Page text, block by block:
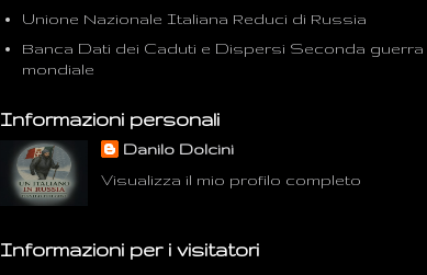
Unione Nazionale Italiana Reduci di Russia
Banca Dati dei Caduti e Dispersi Seconda guerra
mondiale
Informazioni personali
Danilo Dolcini
Visualizza il mio profilo completo
Informazioni per i visitatori